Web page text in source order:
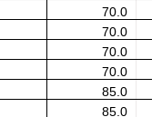
70.0
70.0
70.0
70.0
85.0
85.0